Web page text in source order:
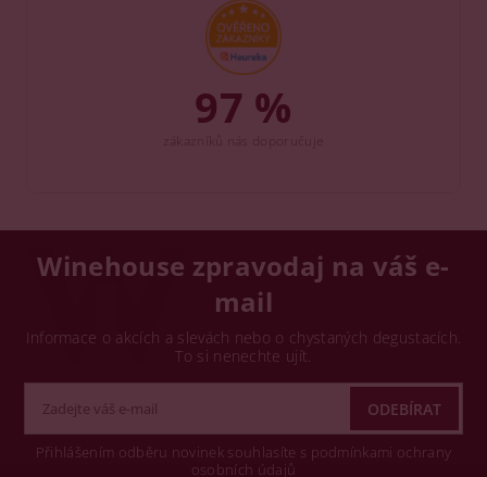
97 %
Winehouse zpravodaj na váš e-
mail
Informace o akcích a slevách nebo o chystaných degustacích.
To si nenechte ujít.
Přihlášením odběru novinek souhlasíte s podmínkami ochrany
osobních údajů